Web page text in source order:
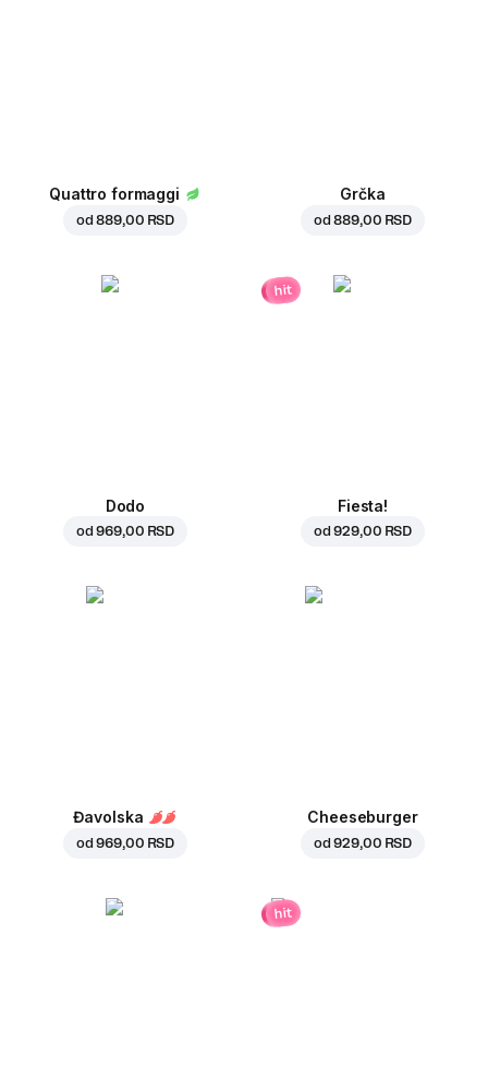
Quattro formaggi
od889,00 RSD
Grčka
od889,00 RSD
Dodo
od969,00 RSD
hit
Fiesta!
od929,00 RSD
Đavolska
od969,00 RSD
Cheeseburger
od929,00 RSD
hit